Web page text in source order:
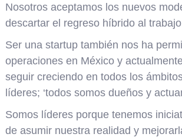
Nosotros aceptamos los nuevos
descartar el regreso híbrido al
Ser una startup también nos ha
operaciones en México y
seguir creciendo en todos los
líderes; ‘todos somos dueños y
Somos líderes porque tenemos
de asumir nuestra realidad y